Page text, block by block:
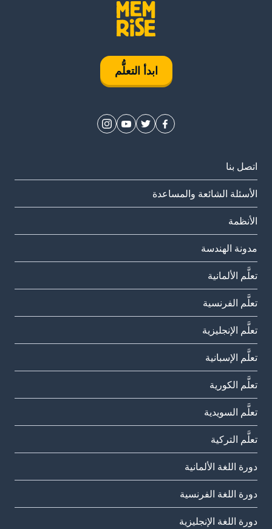
ابدأ التعلُّم
اتصل بنا
الأسئلة الشائعة والمساعدة
الأنظمة
مدونة الهندسة
تعلَّم الألمانية
تعلَّم الفرنسية
تعلَّم الإنجليزية
تعلَّم الإسبانية
تعلَّم الكورية
تعلَّم السويدية
تعلَّم التركية
دورة اللغة الألمانية
دورة اللغة الفرنسية
دورة اللغة الإنجليزية